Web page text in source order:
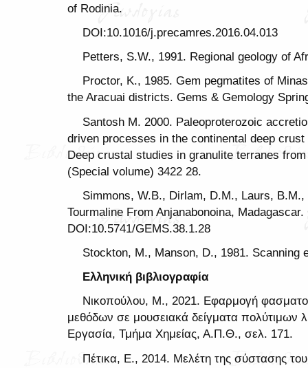
of Rodinia.
DOI:10.1016/j.precamres.2016.04.013
Petters, S.W., 1991. Regional geology of
Proctor, K., 1985. Gem pegmatites of
the Aracuai districts. Gems & Gemology
Santosh M. 2000. Paleoproterozoic
driven processes in the continental deep
Deep crustal studies in granulite terranes
(Special volume) 3422 28.
Simmons, W.B., Dirlam, D.M., Laurs,
Tourmaline From Anjanabonoina,
DOI:10.5741/GEMS.38.1.28
Stockton, M., Manson, D., 1981. Scanning
Ελληνική βιβλιογραφία
Νικοπούλου, Μ., 2021. Εφαρμογή
μεθόδων σε μουσειακά δείγματα πολύτιμων
Εργασία, Τμήμα Χημείας, Α.Π.Θ., σελ. 171.
Πέτικα, Ε., 2014. Μελέτη της σύστασης του